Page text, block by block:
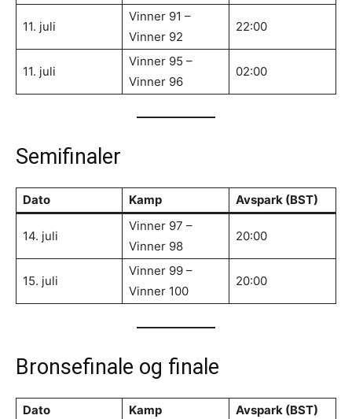
11. juli
Vinner 91 –
Vinner 92
22:00
11. juli
Vinner 95 –
Vinner 96
02:00
Semifinaler
Dato Kamp Avspark (BST)
14. juli
Vinner 97 –
Vinner 98
20:00
15. juli
Vinner 99 –
Vinner 100
20:00
Bronsefinale og finale
Dato Kamp
Avspark (BST)